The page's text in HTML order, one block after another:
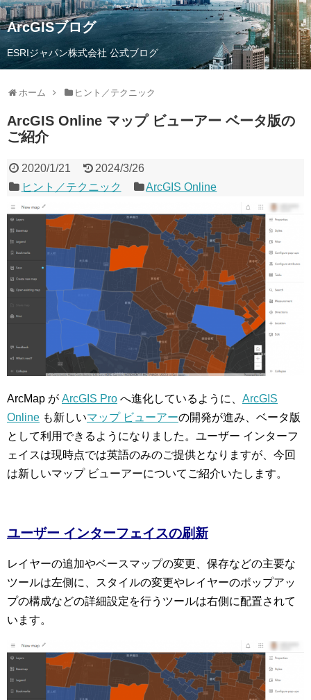
ArcGISブログ
ESRIジャパン株式会社 公式ブログ
ホーム ヒント／テクニック
ArcGIS Online マップ ビューアー ベータ版の
ご紹介
2020/1/21
2024/3/26
ヒント／テクニック
ArcGIS Online
ArcMap が ArcGIS Pro へ進化しているように、 ArcGIS
Online も新しいマップ ビューアーの開発が進み、ベータ版
として利用できるようになりました。ユーザー インターフ
ェイスは現時点では英語のみのご提供となりますが、今回
は新しいマップ ビューアーについてご紹介いたします。
ユーザー インターフェイスの刷新
レイヤーの追加やベースマップの変更、保存などの主要な
ツールは左側に、スタイルの変更やレイヤーのポップアッ
プの構成などの詳細設定を行うツールは右側に配置されて
います。